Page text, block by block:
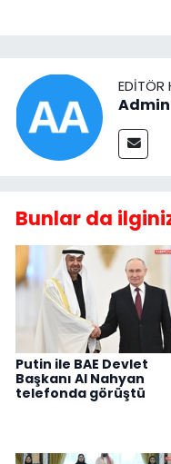
EDITÖR
Bunlar da
Putin ile BAE Devlet
Başkanı Al Nahyan
telefonda görüştü